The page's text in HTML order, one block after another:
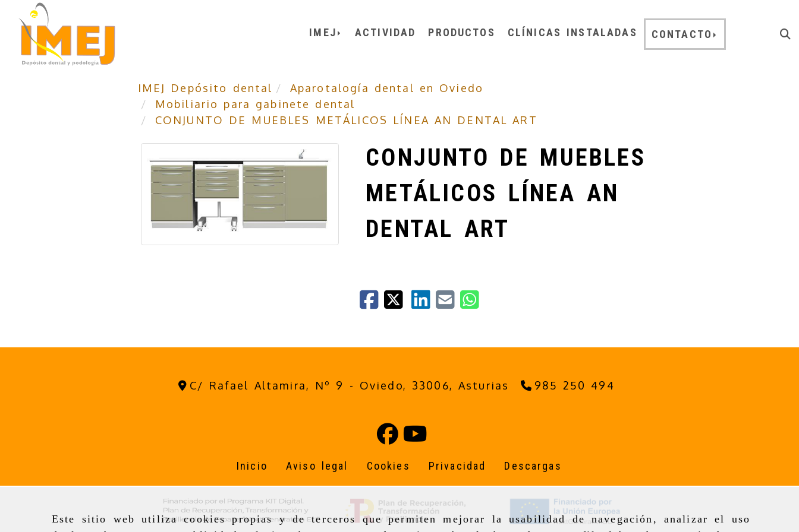
Este sitio web utiliza cookies propias y de terceros que permiten mejorar la usabilidad de navegación, analizar el uso
IMEJ ACTIVIDAD PRODUCTOS CLÍNICAS INSTALADAS CONTACTO
IMEJ Depósito dental
Aparotalogía dental en Oviedo
Mobiliario para gabinete dental
CONJUNTO DE MUEBLES METÁLICOS LÍNEA AN DENTAL ART
CONJUNTO DE MUEBLES
METÁLICOS LÍNEA AN
DENTAL ART
C/ Rafael Altamira, Nº 9 - Oviedo, 33006, Asturias 985 250 494
Inicio Aviso legal Cookies Privacidad Descargas